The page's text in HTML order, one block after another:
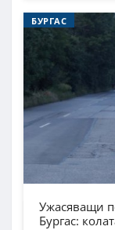
БУРГАС
Ужасяващи
Бургас: